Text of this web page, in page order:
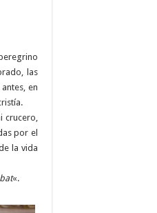
las
en
crucero,
por el
la vida
«.